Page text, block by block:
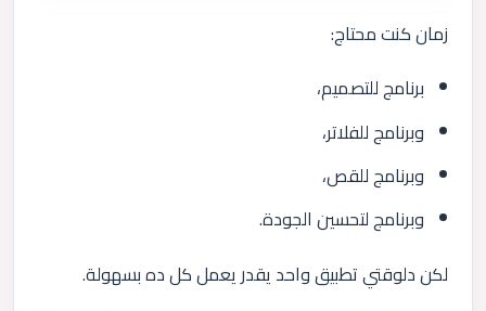
زمان كنت محتاج:
برنامج للتصميم،
وبرنامج للفلاتر،
وبرنامج للقص،
وبرنامج لتحسين الجودة.
لكن دلوقتي تطبيق واحد يقدر يعمل كل ده بسهولة.